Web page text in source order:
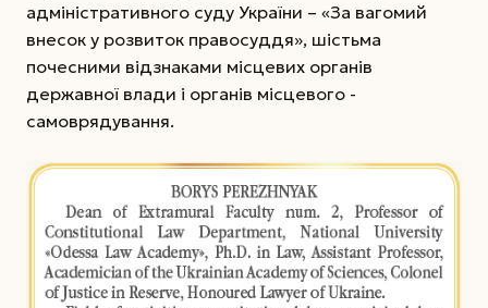
адміністративного суду України – «За вагомий
внесок у розвиток правосуддя», шістьма
почесними відзнаками місцевих органів
державної влади і органів місцевого ­
самоврядування.